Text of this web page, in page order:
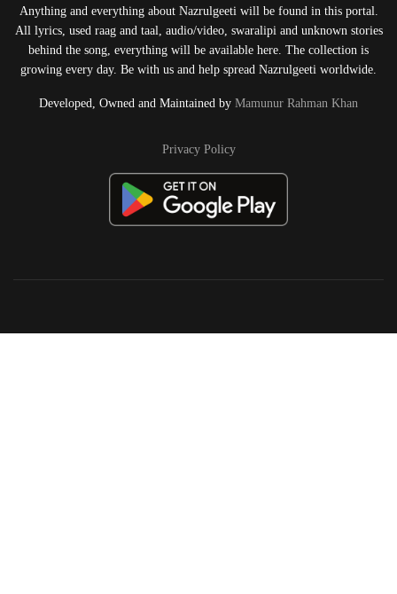
Anything and everything about Nazrulgeeti will be found in this portal.
All lyrics, used raag and taal, audio/video, swaralipi and unknown stories
behind the song, everything will be available here. The collection is
growing every day. Be with us and help spread Nazrulgeeti worldwide.
Developed, Owned and Maintained by Mamunur Rahman Khan
Privacy Policy